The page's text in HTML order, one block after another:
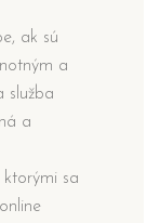
ak sú
a
služba
a
sa